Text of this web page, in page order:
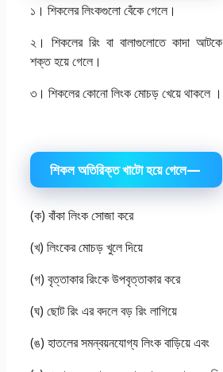
১। শিকলের লিংকগুলো বেঁকে গেলে।
২। শিকলের রিং বা বালাগুলোতে কাদা আটকে
শক্ত হয়ে গেলে।
৩। শিকলের কোনো লিংক মোচড় খেয়ে থাকলে ।
শিকল অতিরিক্ত খাটো হয়ে গেলে—
(ক) বাঁকা লিংক সোজা করে
(খ) লিংকের মোচড় খুলে দিয়ে
(গ) বৃত্তাকার রিংকে উপবৃত্তাকার করে
(ঘ) ছোট রিং এর বদলে বড় রিং লাগিয়ে
(ঙ) হাতলের সমন্বয়নযোগ্য লিংক বাড়িয়ে এবং